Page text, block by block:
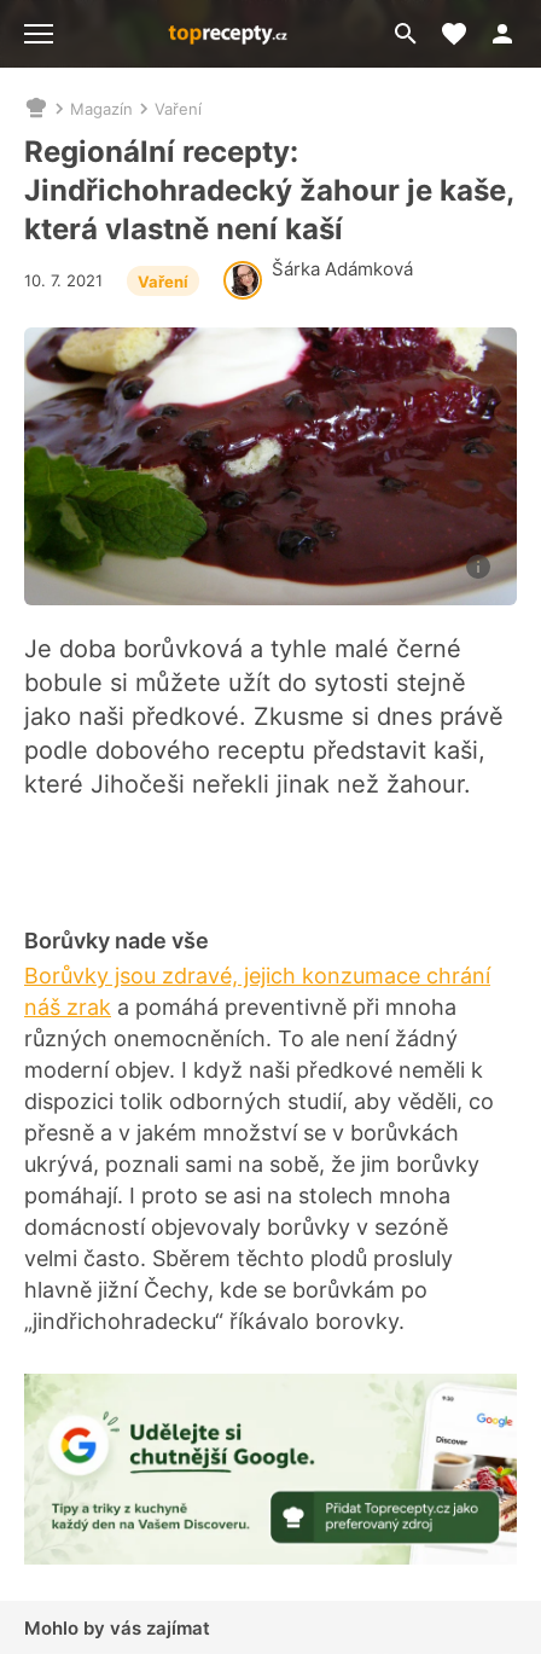
Přejít
na
Moje
Nacházíte
se
zde:
Magazín Vaření
Regionální recepty:
Jindřichohradecký žahour je kaše,
která vlastně není kaší
Šárka Adámková
10. 7. 2021 Vaření
Je doba borůvková a tyhle malé černé
bobule si můžete užít do sytosti stejně
jako naši předkové. Zkusme si dnes právě
podle dobového receptu představit kaši,
které Jihočeši neřekli jinak než žahour.
Borůvky nade vše
Borůvky jsou zdravé, jejich konzumace chrání
náš zrak a pomáhá preventivně při mnoha
různých onemocněních. To ale není žádný
moderní objev. I když naši předkové neměli k
dispozici tolik odborných studií, aby věděli, co
přesně a v jakém množství se v borůvkách
ukrývá, poznali sami na sobě, že jim borůvky
pomáhají. I proto se asi na stolech mnoha
domácností objevovaly borůvky v sezóně
velmi často. Sběrem těchto plodů prosluly
hlavně jižní Čechy, kde se borůvkám po
„jindřichohradecku“ říkávalo borovky.
Mohlo by vás zajímat